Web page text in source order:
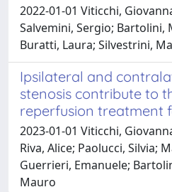
2022-01-01 Viticchi,
Salvemini, Sergio; Bartolini,
Buratti, Laura; Silvestrini,
Ipsilateral and
stenosis contribute to
reperfusion treatment
2023-01-01 Viticchi,
Riva, Alice; Paolucci, Silvia;
Guerrieri, Emanuele;
Mauro